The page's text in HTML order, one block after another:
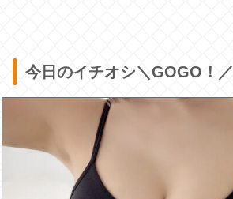
今日のイチオシ＼GOGO！／